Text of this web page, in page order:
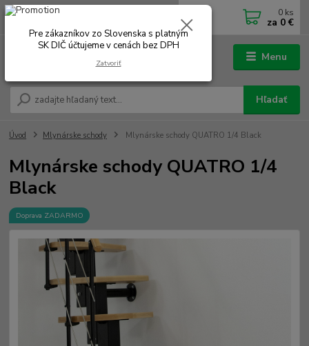
Menu
Hľadať
0902 180 499
0 ks
za 0 €
Úvod Mlynárske schody Mlynárske schody QUATRO 1/4 Black
Mlynárske schody QUATRO 1/4
Black
Doprava ZADARMO
Pre zákazníkov zo Slovenska s platným
SK DIČ účtujeme v cenách bez DPH
Zatvoriť